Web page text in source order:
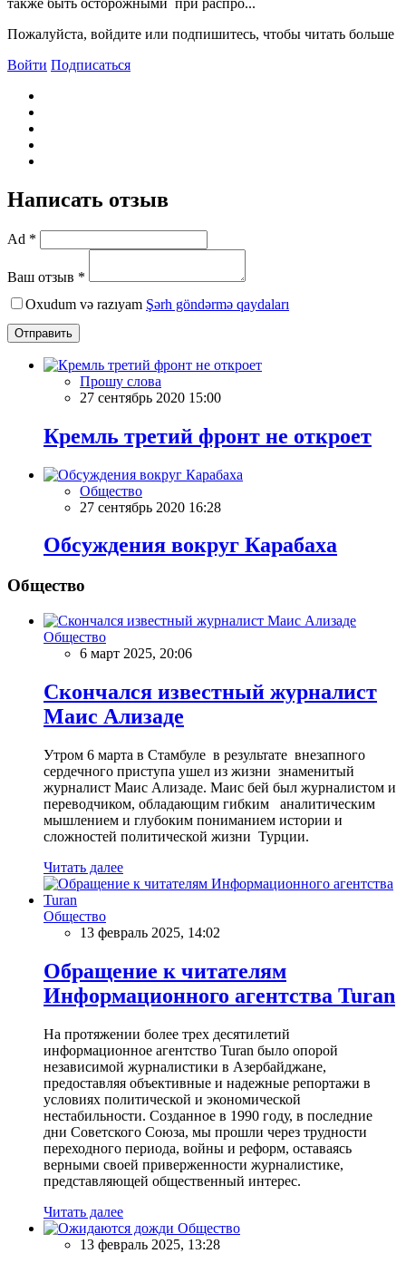
также быть осторожными при распро...
Пожалуйста, войдите или подпишитесь, чтобы читать больше
Войти Подписаться
Написать отзыв
Ad *
Ваш отзыв *
Oxudum və razıyam Şərh göndərmə qaydaları
Отправить
Прошу слова
27 сентябрь 2020 15:00
Кремль третий фронт не откроет
Общество
27 сентябрь 2020 16:28
Обсуждения вокруг Карабаха
Общество
Общество
6 март 2025, 20:06
Скончался известный журналист
Маис Ализаде
Утром 6 марта в Стамбуле в результате внезапного
сердечного приступа ушел из жизни знаменитый
журналист Маис Ализаде. Маис бей был журналистом и
переводчиком, обладающим гибким аналитическим
мышлением и глубоким пониманием истории и
сложностей политической жизни Турции.
Читать далее
Общество
13 февраль 2025, 14:02
Обращение к читателям
Информационного агентства Turan
На протяжении более трех десятилетий
информационное агентство Turan было опорой
независимой журналистики в Азербайджане,
предоставляя объективные и надежные репортажи в
условиях политической и экономической
нестабильности. Созданное в 1990 году, в последние
дни Советского Союза, мы прошли через трудности
переходного периода, войны и реформ, оставаясь
верными своей приверженности журналистике,
представляющей общественный интерес.
Читать далее
Общество
13 февраль 2025, 13:28